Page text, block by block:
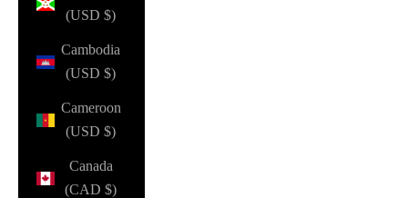
(USD $)
Cambodia
(USD $)
Cameroon
(USD $)
Canada
(CAD $)